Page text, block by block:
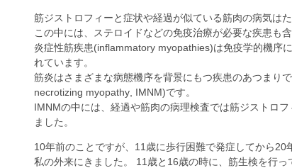
す。
筋ジストロフィーと症状や経過が似ている筋肉の病気はた
この中には、ステロイドなどの免疫治療が必要な疾患も
炎症性筋疾患(inflammatory myopathies)は免疫学的機序
れています。
筋炎はさまざまな病態機序を背景にもつ疾患のあつまり
necrotizing myopathy, IMNM)です。
IMNMの中には、経過や筋肉の病理検査では筋ジストロ
ました。
10年前のことですが、11歳に歩行困難で発症してから20
私の外来にきました。 11歳と16歳の時に、筋生検を行っ